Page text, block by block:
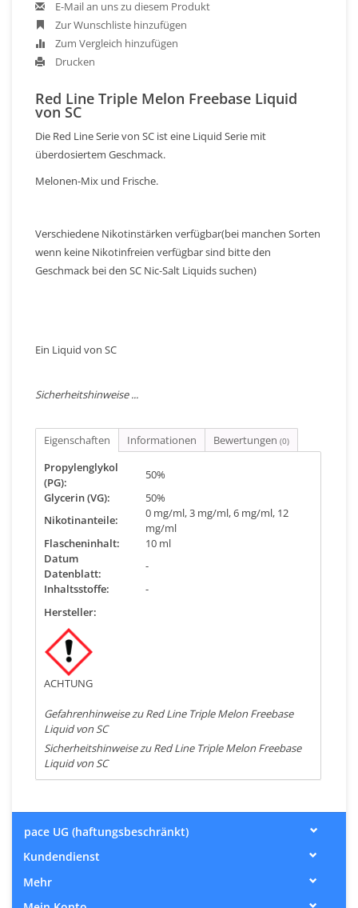
E-Mail an uns zu diesem Produkt
Zur Wunschliste hinzufügen
Zum Vergleich hinzufügen
Drucken
Red Line Triple Melon Freebase Liquid
von SC
Die Red Line Serie von SC ist eine Liquid Serie mit
überdosiertem Geschmack.
Melonen-Mix und Frische.
Verschiedene Nikotinstärken verfügbar(bei manchen Sorten
wenn keine Nikotinfreien verfügbar sind bitte den
Geschmack bei den SC Nic-Salt Liquids suchen)
Ein Liquid von SC
Sicherheitshinweise ...
Eigenschaften Informationen Bewertungen (0)
Propylenglykol
(PG):
50%
Glycerin (VG):
50%
Nikotinanteile:
0 mg/ml, 3 mg/ml, 6 mg/ml, 12
mg/ml
Flascheninhalt:
10 ml
Datum
Datenblatt:
-
Inhaltsstoffe:
-
Hersteller:
ACHTUNG
Gefahrenhinweise zu Red Line Triple Melon Freebase
Liquid von SC
Sicherheitshinweise zu Red Line Triple Melon Freebase
Liquid von SC
pace UG (haftungsbeschränkt)
Kundendienst
Mehr